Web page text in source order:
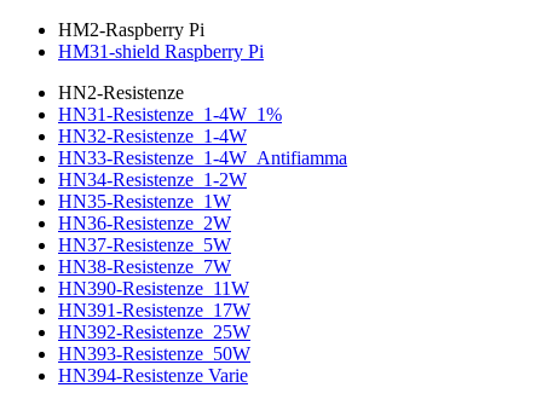
HM2-Raspberry Pi
HM31-shield Raspberry Pi
HN2-Resistenze
HN31-Resistenze_1-4W_1%
HN32-Resistenze_1-4W
HN33-Resistenze_1-4W_Antifiamma
HN34-Resistenze_1-2W
HN35-Resistenze_1W
HN36-Resistenze_2W
HN37-Resistenze_5W
HN38-Resistenze_7W
HN390-Resistenze_11W
HN391-Resistenze_17W
HN392-Resistenze_25W
HN393-Resistenze_50W
HN394-Resistenze Varie